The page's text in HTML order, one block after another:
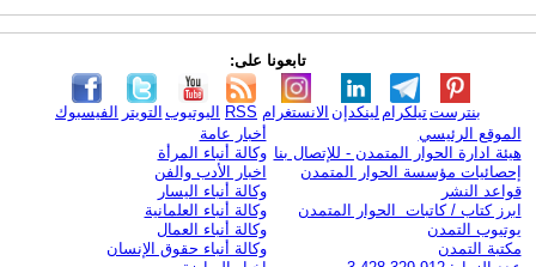
تابعونا على:
الفيسبوك التويتر اليوتيوب RSS الانستغرام لينكدإن تيلكرامبنترست
الموقع الرئيسي
هيئة ادارة الحوار المتمدن - للإتصال بنا
إحصائيات مؤسسة الحوار المتمدن
قواعد النشر
ابرز كتاب / كاتبات الحوار المتمدن
يوتيوب التمدن
مكتبة التمدن
أخبار عامة
وكالة أنباء المرأة
اخبار الأدب والفن
وكالة أنباء اليسار
وكالة أنباء العلمانية
وكالة أنباء العمال
وكالة أنباء حقوق الإنسان